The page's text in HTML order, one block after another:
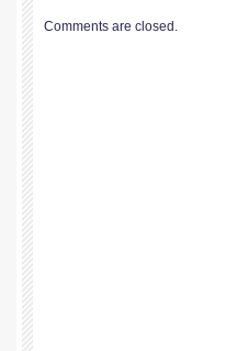
Comments are closed.